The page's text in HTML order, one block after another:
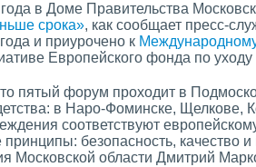
в Доме Правительства
срока», как сообщает пресс-
и приурочено к
Европейского фонда по
пятый форум проходит в
в Наро-Фоминске,
соответствуют
безопасность, качество
Московской области Дмитрий